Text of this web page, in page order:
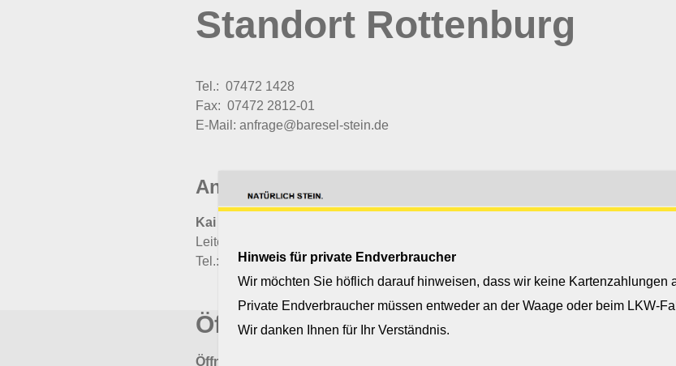
Standort Rottenburg
Tel.: 07472 1428
Fax: 07472 2812-01
E-Mail: anfrage@baresel-stein.de
Ansprechpartner:
Kai Schurr
Leiter Umschlagplatz
Tel.: 07472 1428
Öffnungs- und Verladezeiten
Öffnungszeiten Verwaltung:
Hinweis für private Endverbraucher
Wir möchten Sie höflich darauf hinweisen, dass wir keine Kartenzahlungen
Private Endverbraucher müssen entweder an der Waage oder beim LKW-
Wir danken Ihnen für Ihr Verständnis.